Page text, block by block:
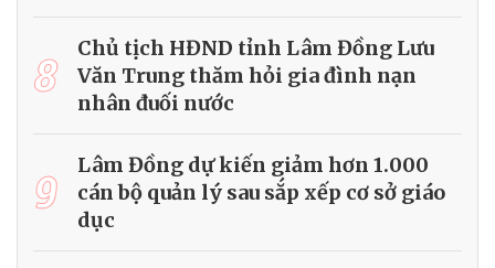
8
Chủ tịch HĐND tỉnh Lâm Đồng Lưu
Văn Trung thăm hỏi gia đình nạn
nhân đuối nước
9
Lâm Đồng dự kiến giảm hơn 1.000
cán bộ quản lý sau sắp xếp cơ sở giáo
dục